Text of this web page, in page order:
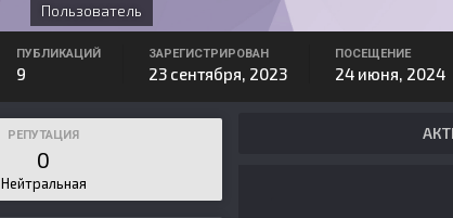
Пользователь
ПУБЛИКАЦИЙ
9
ЗАРЕГИСТРИРОВАН
23 сентября, 2023
ПОСЕЩЕНИЕ
24 июня, 2024
РЕПУТАЦИЯ
0
Нейтральная